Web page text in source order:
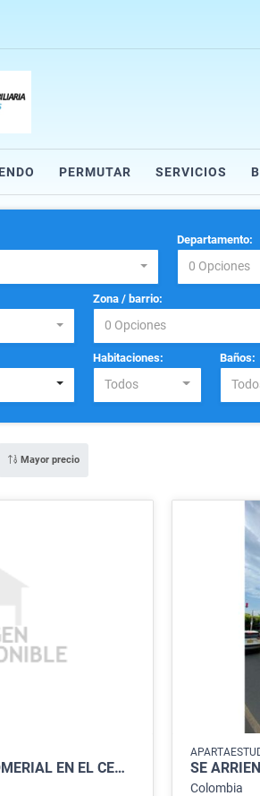
PERMUTAR SERVICIOS
Departamento:
0 Opciones
Zona / barrio:
0 Opciones
Habitaciones:
Todos
Baños:
Mayor precio
SE ARRIENDA LOCAL COMERIAL EN EL CENTRO DE VILLA DEL ROSARIO SE
Colombia